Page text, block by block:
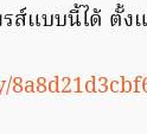
รส์แบบนี้ได้ ตั้